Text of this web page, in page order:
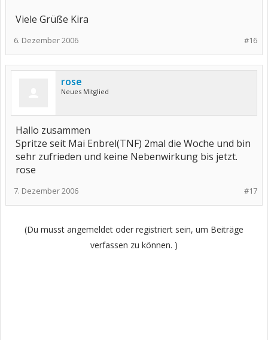
Viele Grüße Kira
#16
6. Dezember 2006
rose
Neues Mitglied
Hallo zusammen
Spritze seit Mai Enbrel(TNF) 2mal die Woche und bin
sehr zufrieden und keine Nebenwirkung bis jetzt.
rose
#17
7. Dezember 2006
(Du musst angemeldet oder registriert sein, um Beiträge
verfassen zu können. )